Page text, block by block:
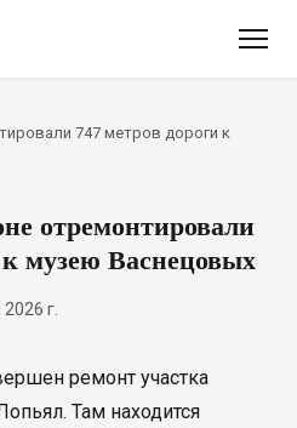
747 метров дороги к
отремонтировали
музею Васнецовых
г.
ремонт участка
Там находится